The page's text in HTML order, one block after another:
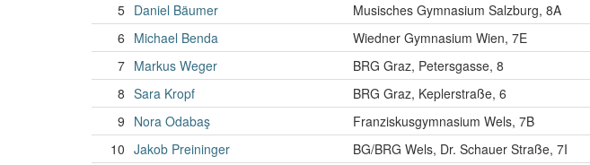
5 Daniel Bäumer Musisches Gymnasium Salzburg, 8A
6 Michael Benda Wiedner Gymnasium Wien, 7E
7 Markus Weger BRG Graz, Petersgasse, 8
8 Sara Kropf BRG Graz, Keplerstraße, 6
9 Nora Odabaş Franziskusgymnasium Wels, 7B
10 Jakob Preininger BG/BRG Wels, Dr. Schauer Straße, 7I